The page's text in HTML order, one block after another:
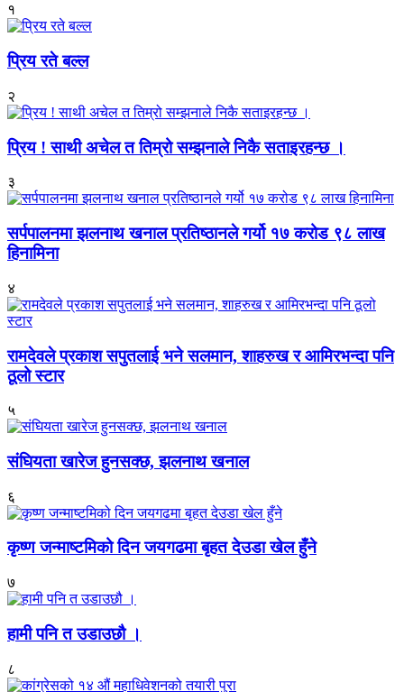
१
प्रिय रते बल्ल
२
प्रिय ! साथी अचेल त तिम्रो सम्झनाले निकै सताइरहन्छ ।
३
सर्पपालनमा झलनाथ खनाल प्रतिष्ठानले गर्यो १७ करोड ९८ लाख
हिनामिना
४
रामदेवले प्रकाश सपुतलाई भने सलमान, शाहरुख र आमिरभन्दा पनि
ठूलो स्टार
५
संघियता खारेज हुनसक्छ, झलनाथ खनाल
६
कृष्ण जन्माष्टमिको दिन जयगढमा बृहत देउडा खेल हुँने
७
हामी पनि त उडाउछौ ।
८